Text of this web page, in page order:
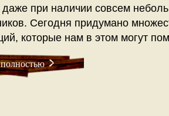
при наличии совсем
Сегодня придумано
которые нам в этом могут